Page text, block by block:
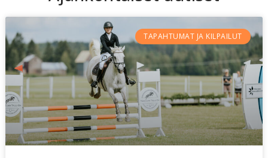
TAPAHTUMAT JA KILPAILUT